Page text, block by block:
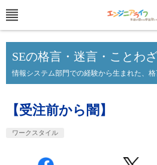
SEの格言・迷言・ことわ
情報システム部門での経験から生まれた、格
【受注前から闇】
ワークスタイル